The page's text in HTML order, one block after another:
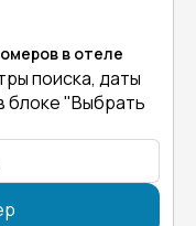
в отеле
поиска, даты
блоке "Выбрать